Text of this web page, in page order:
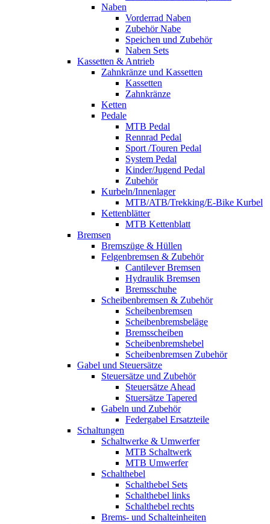
Naben
Vorderrad Naben
Zubehör Nabe
Speichen und Zubehör
Naben Sets
Kassetten & Antrieb
Zahnkränze und Kassetten
Kassetten
Zahnkränze
Ketten
Pedale
MTB Pedal
Rennrad Pedal
Sport /Touren Pedal
System Pedal
Kinder/Jugend Pedal
Zubehör
Kurbeln/Innenlager
MTB/ATB/Trekking/E-Bike Kurbel
Kettenblätter
MTB Kettenblatt
Bremsen
Bremszüge & Hüllen
Felgenbremsen & Zubehör
Cantilever Bremsen
Hydraulik Bremsen
Bremsschuhe
Scheibenbremsen & Zubehör
Scheibenbremsen
Scheibenbremsbeläge
Bremsscheiben
Scheibenbremshebel
Scheibenbremsen Zubehör
Gabel und Steuersätze
Steuersätze und Zubehör
Steuersätze Ahead
Stuersätze Tapered
Gabeln und Zubehör
Federgabel Ersatzteile
Schaltungen
Schaltwerke & Umwerfer
MTB Schaltwerk
MTB Umwerfer
Schalthebel
Schalthebel Sets
Schalthebel links
Schalthebel rechts
Brems- und Schalteinheiten